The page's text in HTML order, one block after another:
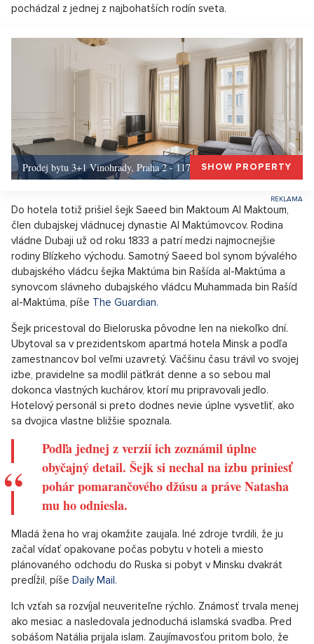
pochádzal z jednej z najbohatších rodín sveta.
Prodej bytu 3+1 Vinohrady, Praha 2 - 117 m², Praha 2SHOW PROPERTY
Do hotela totiž prišiel šejk Saeed bin Maktoum Al Maktoum,
člen dubajskej vládnucej dynastie Al Maktúmovcov. Rodina
vládne Dubaji už od roku 1833 a patrí medzi najmocnejšie
rodiny Blízkeho východu. Samotný Saeed bol synom bývalého
dubajského vládcu šejka Maktúma bin Rašída al-Maktúma a
synovcom slávneho dubajského vládcu Muhammada bin Rašíd
al-Maktúma, píše The Guardian.
Šejk pricestoval do Bieloruska pôvodne len na niekoľko dní.
Ubytoval sa v prezidentskom apartmá hotela Minsk a podľa
zamestnancov bol veľmi uzavretý. Väčšinu času trávil vo svojej
izbe, pravidelne sa modlil päťkrát denne a so sebou mal
dokonca vlastných kuchárov, ktorí mu pripravovali jedlo.
Hotelový personál si preto dodnes nevie úplne vysvetliť, ako
sa dvojica vlastne bližšie spoznala.
Podľa jednej z verzií ich zoznámil úplne
obyčajný detail. Šejk si nechal na izbu priniesť
pohár pomarančového džúsu a práve Natasha
mu ho odniesla.
Mladá žena ho vraj okamžite zaujala. Iné zdroje tvrdili, že ju
začal vídať opakovane počas pobytu v hoteli a miesto
plánovaného odchodu do Ruska si pobyt v Minsku dvakrát
predĺžil, píše Daily Mail.
Ich vzťah sa rozvíjal neuveriteľne rýchlo. Známosť trvala menej
ako mesiac a nasledovala jednoduchá islamská svadba. Pred
sobášom Natália prijala islam. Zaujímavosťou pritom bolo, že